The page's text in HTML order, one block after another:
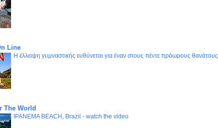
Line
Η έλλειψη γυμναστικής ευθύνεται για έναν στους πέντε πρόωρους θανάτους
The World
IPANEMA BEACH, Brazil - watch the video